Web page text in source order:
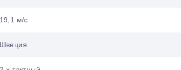
19,1 м/с
Швеция